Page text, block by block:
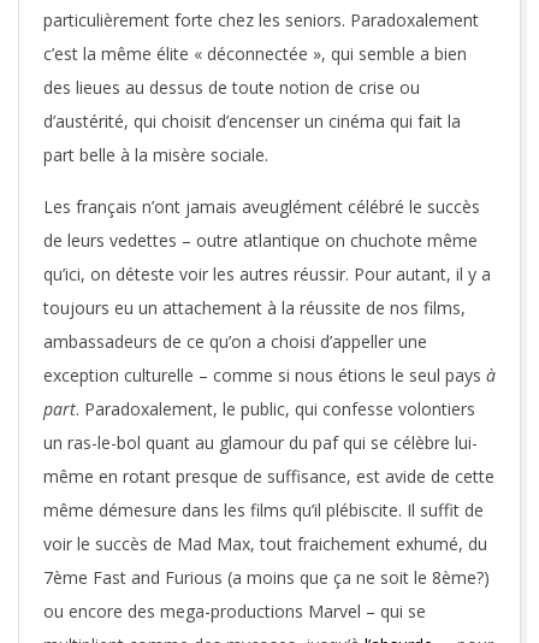
particulièrement forte chez les seniors. Paradoxalement
c’est la même élite « déconnectée », qui semble a bien
des lieues au dessus de toute notion de crise ou
d’austérité, qui choisit d’encenser un cinéma qui fait la
part belle à la misère sociale.
Les français n’ont jamais aveuglément célébré le succès
de leurs vedettes – outre atlantique on chuchote même
qu’ici, on déteste voir les autres réussir. Pour autant, il y a
toujours eu un attachement à la réussite de nos films,
ambassadeurs de ce qu’on a choisi d’appeller une
exception culturelle – comme si nous étions le seul pays à
part. Paradoxalement, le public, qui confesse volontiers
un ras-le-bol quant au glamour du paf qui se célèbre lui-
même en rotant presque de suffisance, est avide de cette
même démesure dans les films qu’il plébiscite. Il suffit de
voir le succès de Mad Max, tout fraichement exhumé, du
7ème Fast and Furious (a moins que ça ne soit le 8ème?)
ou encore des mega-productions Marvel – qui se